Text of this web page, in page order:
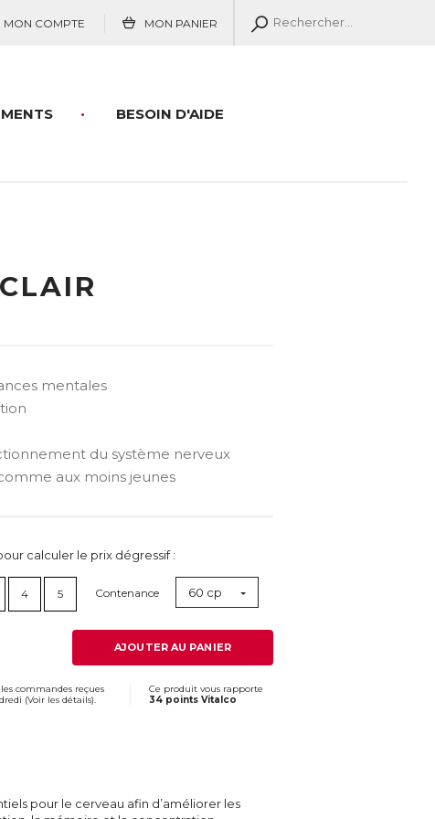
MON COMPTE MON PANIER
BESOIN D'AIDE
mentales
du système nerveux
aux moins jeunes
calculer le prix dégressif :
4 5 Contenance 60 cp
AJOUTER AU PANIER
commandes reçues
(Voir les détails).
Ce produit vous rapporte
34 points Vitalco
pour le cerveau afin d’améliorer les